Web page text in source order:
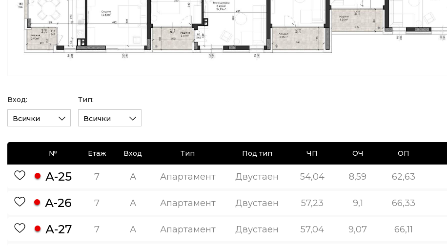
Вход:
Всички
Тип:
Всички
№ Етаж Вход Тип Под тип ЧП ОЧ ОП
А-25 7 А Апартамент Двустаен 54,04 8,59 62,63
А-26 7 А Апартамент Двустаен 57,23 9,1 66,33
А-27 7 А Апартамент Двустаен 57,04 9,07 66,11